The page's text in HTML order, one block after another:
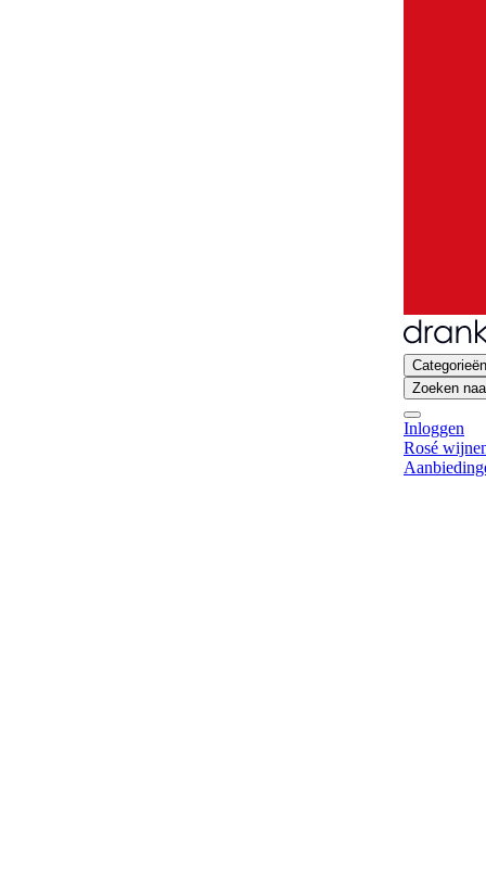
Categorieën
Zoeken
Inloggen
Rosé